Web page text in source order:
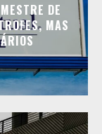
DE
MAS